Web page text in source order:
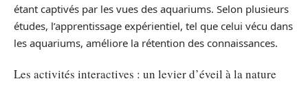
étant captivés par les vues des aquariums. Selon plusieurs
études, l’apprentissage expérientiel, tel que celui vécu dans
les aquariums, améliore la rétention des connaissances.
Les activités interactives : un levier d’éveil à la nature